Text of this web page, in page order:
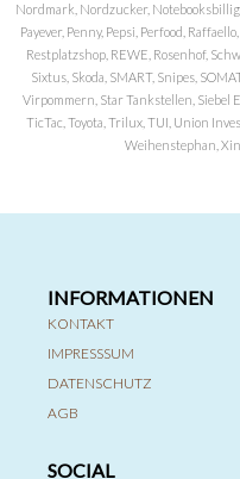
Nordmark, Nordzucker,
Payever, Penny, Pepsi, Perfood,
Restplatzshop, REWE, Rosenhof,
Sixtus, Skoda, SMART, Snipes,
Virpommern, Star Tankstellen, Siebel
TicTac, Toyota, Trilux, TUI, Union
Weihenstephan,
INFORMATIONEN
KONTAKT
IMPRESSSUM
DATENSCHUTZ
AGB
SOCIAL